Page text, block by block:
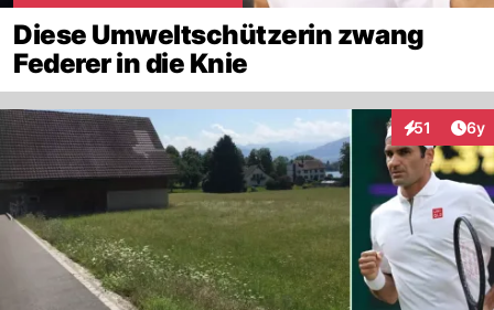
Diese Umweltschützerin zwang
Federer in die Knie
51 6y